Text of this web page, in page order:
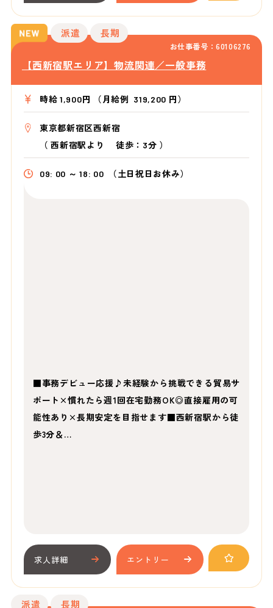
お仕事番号：60106276
派遣 長期
【西新宿駅エリア】物流関連／一般事務
時給 1,900円 （月給例 319,200 円）
東京都新宿区西新宿
（西新宿駅より 徒歩：3分 ）
09: 00 ～ 18: 00 （土日祝日お休み）
■事務デビュー応援♪未経験から挑戦できる貿易サ
ポート×慣れたら週1回在宅勤務OK◎直接雇用の可
能性あり×長期安定を目指せます■西新宿駅から徒
歩3分＆…
求人詳細 エントリー
派遣 長期